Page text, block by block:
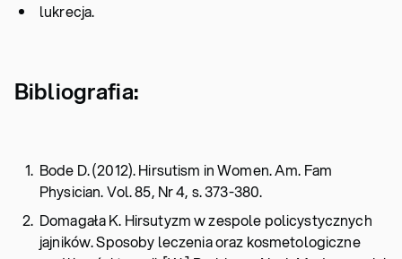
lukrecja.
Bibliografia:
Bode D. (2012). Hirsutism in Women. Am. Fam
Physician. Vol. 85, Nr 4, s. 373-380.
Domagała K. Hirsutyzm w zespole policystycznych
jajników. Sposoby leczenia oraz kosmetologiczne